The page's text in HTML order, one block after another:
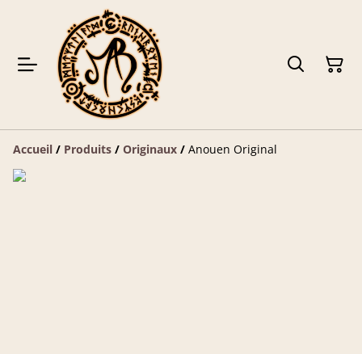
Accueil / Produits / Originaux / Anouen Original